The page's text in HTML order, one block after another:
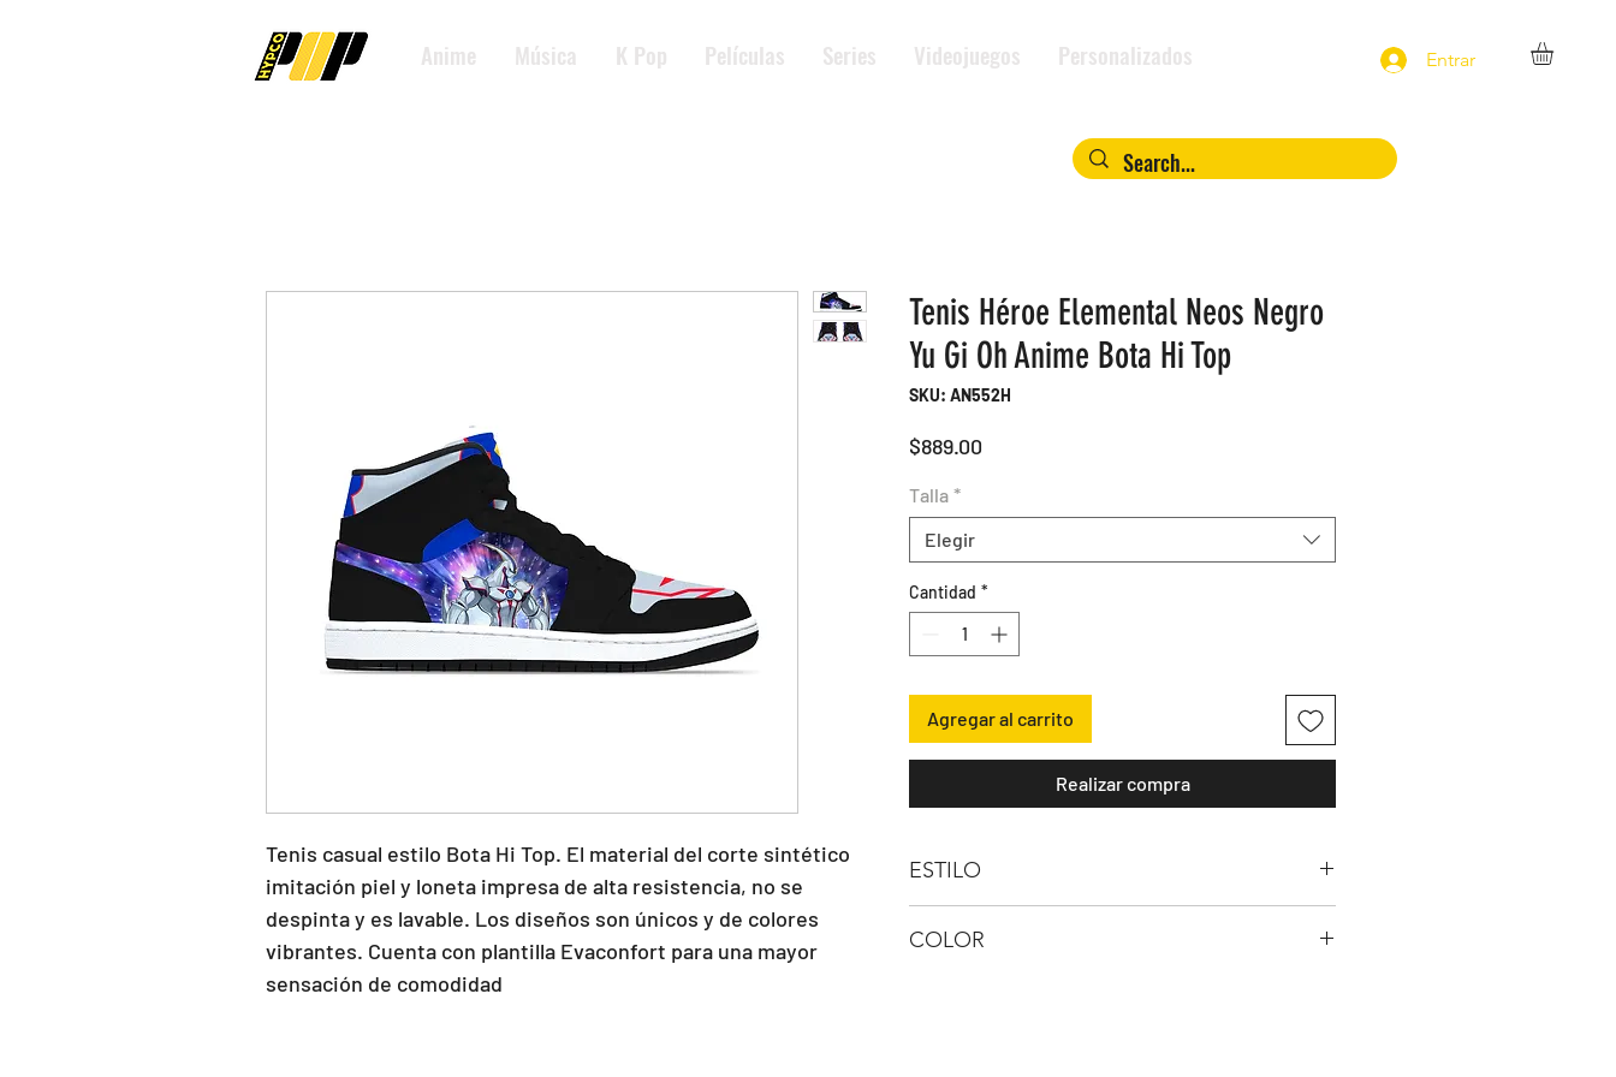
Entrar
Anime Música K Pop Películas Series Videojuegos Personalizados
Tenis casual estilo Bota Hi Top. El material del corte sintético
imitación piel y loneta impresa de alta resistencia, no se
despinta y es lavable. Los diseños son únicos y de colores
vibrantes. Cuenta con plantilla Evaconfort para una mayor
sensación de comodidad
Tenis Héroe Elemental Neos Negro
Yu Gi Oh Anime Bota Hi Top
SKU: AN552H
$889.00
Talla *
Elegir
Cantidad *
Agregar al carrito
Realizar compra
ESTILO
COLOR